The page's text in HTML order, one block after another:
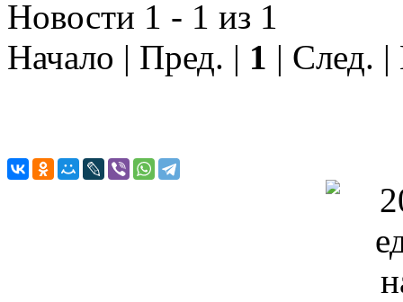
Новости 1 - 1 из 1
Начало | Пред. | 1 | След.